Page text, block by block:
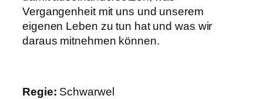
Vergangenheit mit uns und unserem
eigenen Leben zu tun hat und was wir
daraus mitnehmen können.
Regie: Schwarwel